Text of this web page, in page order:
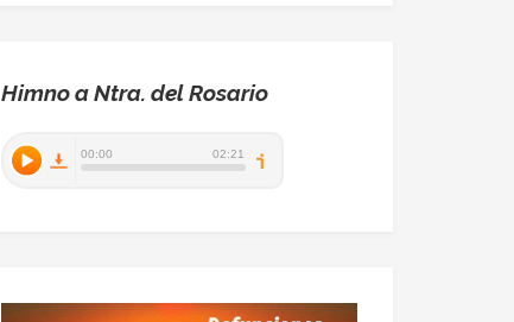
Himno a Ntra. del Rosario